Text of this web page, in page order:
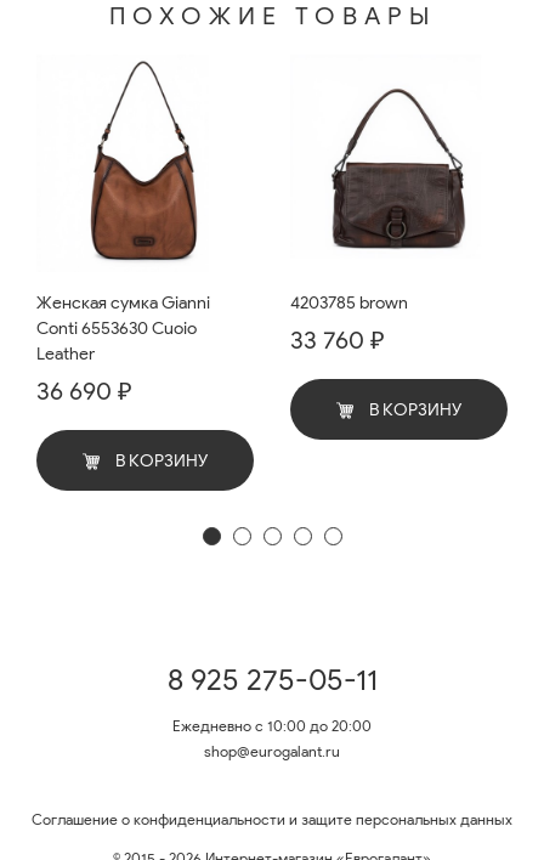
ПОХОЖИЕ ТОВАРЫ
Женская сумка Gianni
Conti 6553630 Cuoio
Leather
36 690 ₽
В КОРЗИНУ
4203785 brown
33 760 ₽
В КОРЗИНУ
8 925 275-05-11
Ежедневно с 10:00 до 20:00
shop@eurogalant.ru
Соглашение о конфиденциальности и защите персональных данных